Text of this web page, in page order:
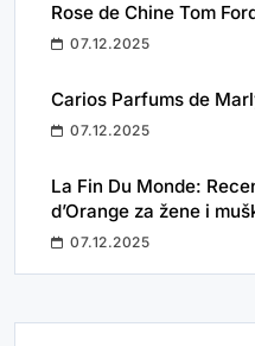
Rose de Chine Tom
07.12.2025
Carios Parfums de
07.12.2025
La Fin Du Monde:
d’Orange za žene i
07.12.2025